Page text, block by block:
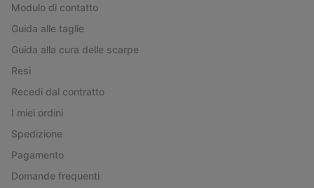
Modulo di contatto
Guida alle taglie
Guida alla cura delle scarpe
Resi
Recedi dal contratto
I miei ordini
Spedizione
Pagamento
Domande frequenti